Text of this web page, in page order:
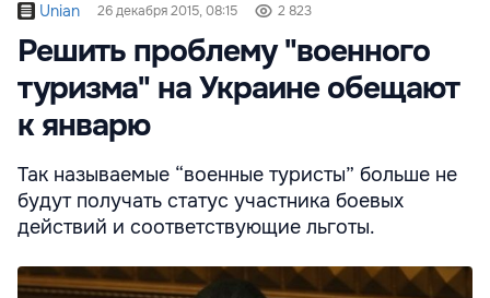
Unian 26 декабря 2015, 08:15 2 823
Решить проблему "военного
туризма" на Украине обещают
к январю
Так называемые “военные туристы” больше не
будут получать статус участника боевых
действий и соответствующие льготы.